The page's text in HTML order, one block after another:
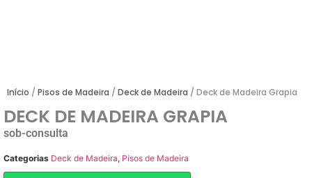
Início / Pisos de Madeira / Deck de Madeira / Deck de Madeira Grapia
DECK DE MADEIRA GRAPIA
sob-consulta
Categorias Deck de Madeira, Pisos de Madeira